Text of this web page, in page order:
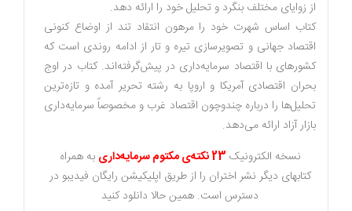
از زوایای مختلف بنگرد و تحلیل خود را ارائه دهد.
کتاب اساس شهرت خود را مرهون انتقاد تند از اوضاع کنونی
اقتصاد جهانی و تصویرسازی تیره ‌و تار از ادامه روندی است که
کشورهای با اقتصاد سرمایه‌داری در پیش‌گرفته‌اند. کتاب در اوج
بحران اقتصادی آمریکا و اروپا به رشته تحریر آمده و تازه‌ترین
تحلیل‌ها را درباره چندوچون اقتصاد غرب و مخصوصاً سرمایه‌داری
بازار آزاد ارائه می‌دهد.
نسخه الکترونیک 23 نکته‌ی مکتوم سرمایه‌داری
به همراه
کتابهای دیگر نشر اختران را از طریق اپلیکیشن رایگان فیدیبو در
دسترس است. همین حالا دانلود کنید